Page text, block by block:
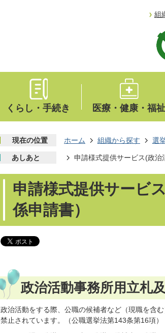
組
くらし・手続き 医療・健康・福
現在の位置 ホーム 組織から探す 選
あしあと 申請様式提供サービス(政治
申請様式提供サービ
係申請書）
政治活動事務所用立札
政治活動をする際、公職の候補者など（現職を含
禁止されています。（公職選挙法第143条第16項）